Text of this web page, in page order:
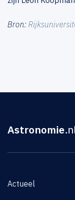
Bron:
Astronomie
Actueel